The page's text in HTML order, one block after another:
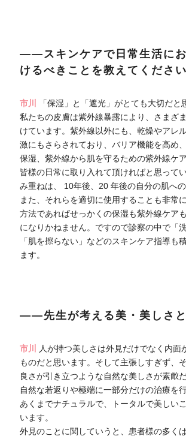
――スキンケアで日常生活に
けるべきことを教えてください
市川
「保湿」と「遮光」がとても大切だと
私たちの皮膚は紫外線暴露により、さまざ
けています。紫外線以外にも、乾燥やアレ
激にもさらされており、バリア機能を高め
保湿、紫外線から肌を守るための紫外線ケ
皆様の日常に取り入れて頂ければと思って
み重ねは、 10年後、20 年後の自分の肌への
また、それらを適切に使用することも非常
方法であればせっかくの保湿も紫外線ケア
になりかねません。ですので診察の中で「
「肌を擦らない」などのスキンケア指導も
ます。
――先生が考える美・美しさと
市川
人が持つ美しさは外見だけでなく内面
ものだと思います。そして主張しすぎず、
良さが引き立つような自然な美しさが素敵
自然な若返りや極端に一部分だけの治療を
あくまでナチュラルで、トータルで美しい
います。
外見のことに関していうと、患者様の多く